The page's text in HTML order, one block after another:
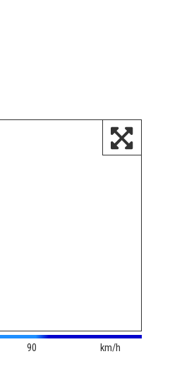
90 km/h